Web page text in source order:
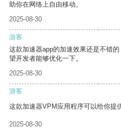
助你在网络上自由移动。
2025-08-30
游客
这款加速器app的加速效果还是不错
望开发者能够优化一下。
2025-08-30
游客
这款加速器VPM应用程序可以给你提
2025-08-30